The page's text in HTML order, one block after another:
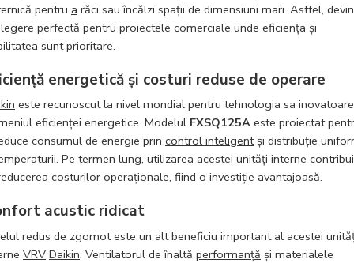
pentru a răci sau încălzi spații de dimensiuni mari. Astfel,
perfectă pentru proiectele comerciale unde eficiența și
sunt prioritare.
energetică și costuri reduse de operare
este recunoscut la nivel mondial pentru tehnologia sa
eficienței energetice. Modelul FXSQ125A este proiectat
consumul de energie prin control inteligentși distribuție
Pe termen lung, utilizarea acestei unități interne
costurilor operaționale, fiind o investiție avantajoasă.
acustic ridicat
redus de zgomot este un alt beneficiu important al acestei
VRV Daikin. Ventilatorul de înaltă performanță și materialele